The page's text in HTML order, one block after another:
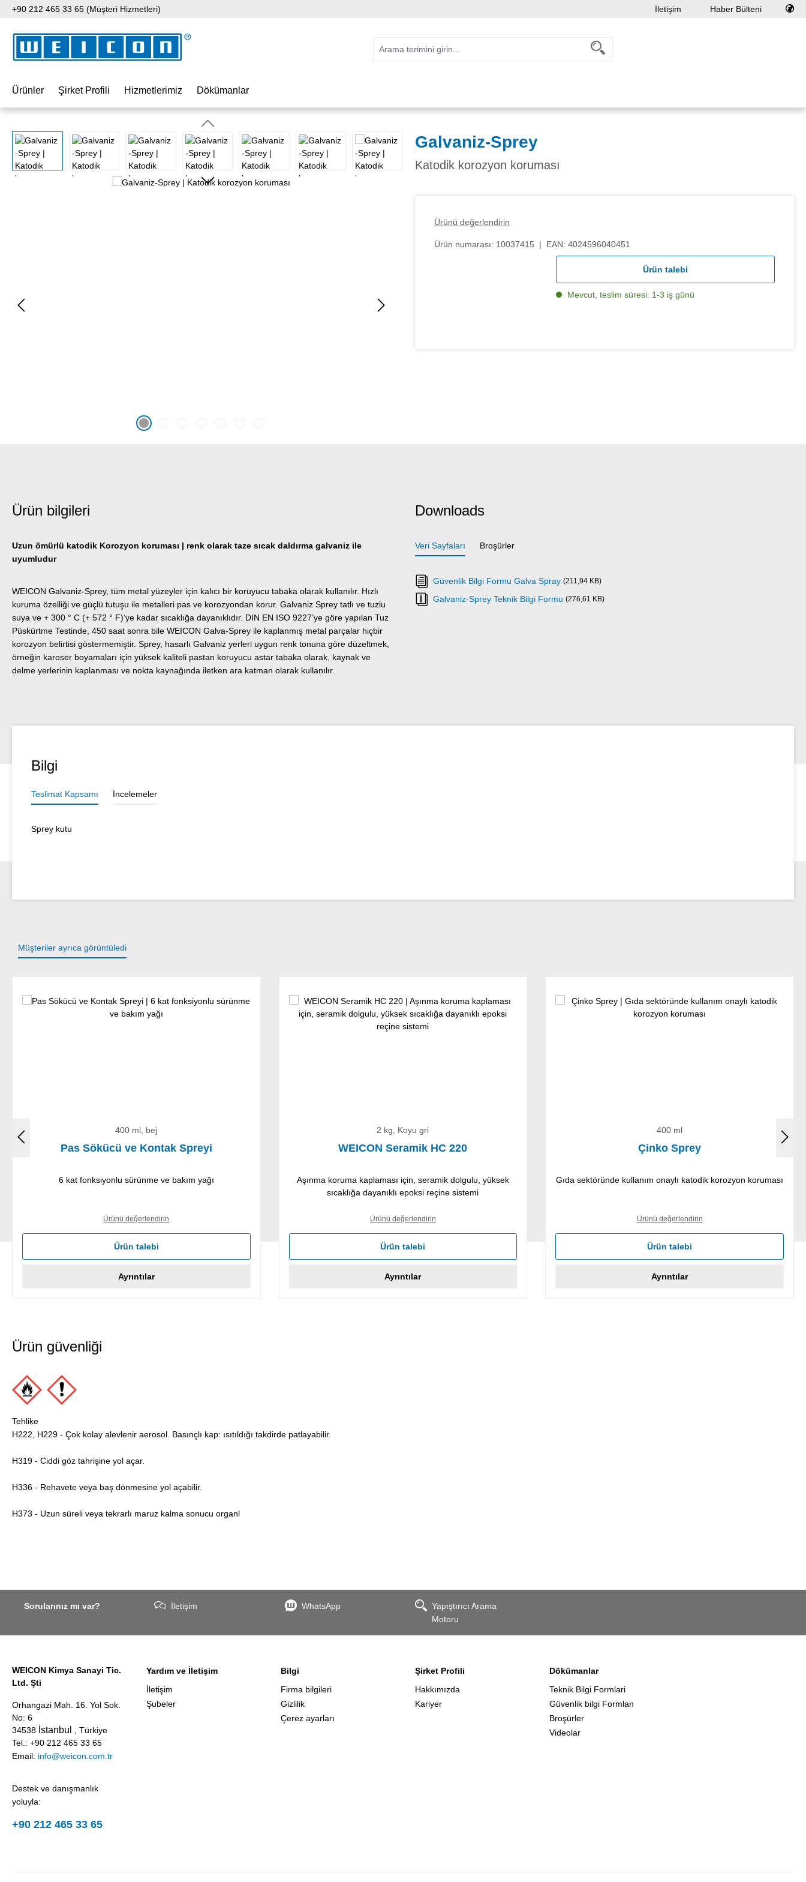
içeriğe geç
Aramaya atla
Ana navigasyona geç
+90 212 465 33 65 (Müşteri Hizmetleri) İletişim Haber Bülteni
Ürünler Şirket Profili Hizmetlerimiz Dökümanlar
Resim galerisini atla Galvaniz-Sprey
Katodik korozyon koruması
Ürünü değerlendirin
Ürün numarası: 10037415 | EAN: 4024596040451
Ürün talebi
Mevcut, teslim süresi: 1-3 iş günü
Ürün bilgileri
Uzun ömürlü katodik Korozyon koruması | renk olarak taze sıcak daldırma galvaniz ile
uyumludur
WEICON Galvaniz-Sprey, tüm metal yüzeyler için kalıcı bir koruyucu tabaka olarak kullanılır. Hızlı
kuruma özelliği ve güçlü tutuşu ile metalleri pas ve korozyondan korur. Galvaniz Sprey tatlı ve tuzlu
suya ve + 300 ° C (+ 572 ° F)‘ye kadar sıcaklığa dayanıklıdır. DIN EN ISO 9227’ye göre yapılan Tuz
Püskürtme Testinde, 450 saat sonra bile WEICON Galva-Sprey ile kaplanmış metal parçalar hiçbir
korozyon belirtisi göstermemiştir. Sprey, hasarlı Galvaniz yerleri uygun renk tonuna göre düzeltmek,
örneğin karoser boyamaları için yüksek kaliteli pastan koruyucu astar tabaka olarak, kaynak ve
delme yerlerinin kaplanması ve nokta kaynağında iletken ara katman olarak kullanılır.
Downloads
Veri Sayfaları Broşürler
Güvenlik Bilgi Formu Galva Spray (211,94 KB)
Galvaniz-Sprey Teknik Bilgi Formu (276,61 KB)
Bilgi
Teslimat Kapsamı İncelemeler
Sprey kutu
Müşteriler ayrıca görüntüledi
400 ml, bej
Pas Sökücü ve Kontak Spreyi
6 kat fonksiyonlu sürünme ve bakım yağı
Ürünü değerlendirin
Ürün talebi
Ayrıntılar
2 kg, Koyu gri
WEICON Seramik HC 220
Aşınma koruma kaplaması için, seramik dolgulu, yüksek
sıcaklığa dayanıklı epoksi reçine sistemi
Ürünü değerlendirin
Ürün talebi
Ayrıntılar
400 ml
Çinko Sprey
Gıda sektöründe kullanım onaylı katodik korozyon koruması
Ürünü değerlendirin
Ürün talebi
Ayrıntılar
Ürün güvenliği
Tehlike
H222, H229 - Çok kolay alevlenir aerosol. Basınçlı kap: ısıtıldığı takdirde patlayabilir.
H319 - Ciddi göz tahrişine yol açar.
H336 - Rehavete veya baş dönmesine yol açabilir.
H373 - Uzun süreli veya tekrarlı maruz kalma sonucu organl
Sorularınız mı var? İletişim WhatsApp
Yapıştırıcı Arama
Motoru
WEICON Kimya Sanayi Tic.
Ltd. Şti
Orhangazi Mah. 16. Yol Sok.
No: 6
34538 İstanbul
, Türkiye
Tel.: +90 212 465 33 65
Email: info@weicon.com.tr
Destek ve danışmanlık
yoluyla:
+90 212 465 33 65
Yardım ve İletişim
İletişim
Şubeler
Bilgi
Firma bilgileri
Gizlilik
Çerez ayarları
Şirket Profili
Hakkımızda
Kariyer
Dökümanlar
Teknik Bilgi Formlari
Güvenlik bilgi Formlan
Broşürler
Videolar